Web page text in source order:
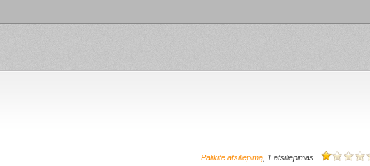
Palikite atsiliepimą , 1 atsiliepimas